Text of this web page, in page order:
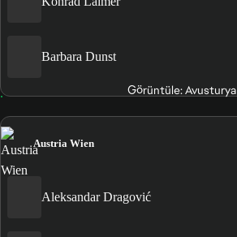
Barbara Dunst
Görüntüle: Avusturya
Austria Wien
Aleksandar Dragović